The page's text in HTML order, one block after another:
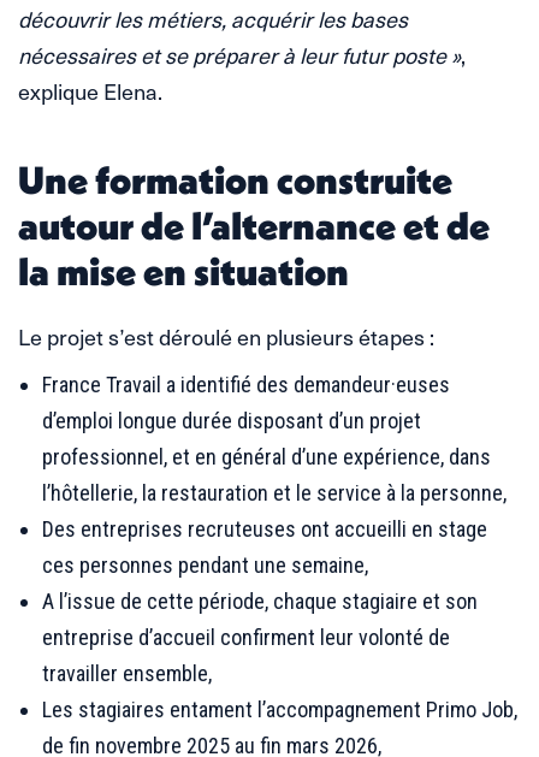
découvrir les métiers, acquérir les bases
nécessaires et se préparer à leur futur poste »,
explique Elena.
Une formation construite
autour de l’alternance et de
la mise en situation
Le projet s’est déroulé en plusieurs étapes :
France Travail a identifié des demandeur·euses
d’emploi longue durée disposant d’un projet
professionnel, et en général d’une expérience, dans
l’hôtellerie, la restauration et le service à la personne,
Des entreprises recruteuses ont accueilli en stage
ces personnes pendant une semaine,
A l’issue de cette période, chaque stagiaire et son
entreprise d’accueil confirment leur volonté de
travailler ensemble,
Les stagiaires entament l’accompagnement Primo Job,
de fin novembre 2025 au fin mars 2026,